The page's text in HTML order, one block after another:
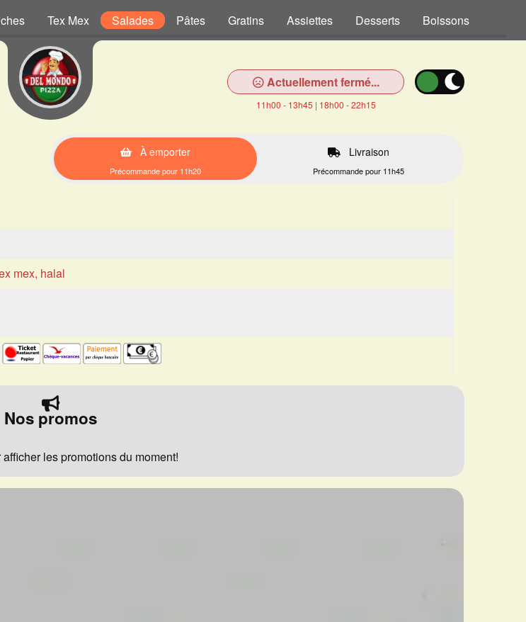
Tex Mex Salades Pâtes Gratins Assiettes Desserts Boissons
Actuellement fermé...
11h00 - 13h45 | 18h00 - 22h15
À emporter
Précommande pour 11h20
Livraison
Précommande pour 11h45
mex, halal
Nos promos
les promotions du moment!